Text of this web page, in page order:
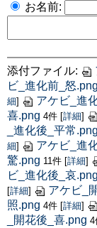
お名前:
添付ファイル:
ビ_進化前_怒.png
細] アケビ_進
喜.png 4件 [詳細]
_進化後_平常.png
細] アケビ_進
驚.png 11件 [詳細]
ビ_進化後_哀.png
[詳細] アケビ_
照.png 4件 [詳細]
_開花後_喜.png 4